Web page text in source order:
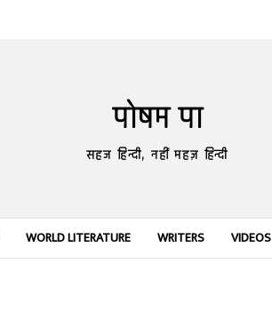
पोषम पा
सहज हिन्दी, नहीं महज़ हिन्दी
WORLD LITERATURE WRITERS VIDEOS